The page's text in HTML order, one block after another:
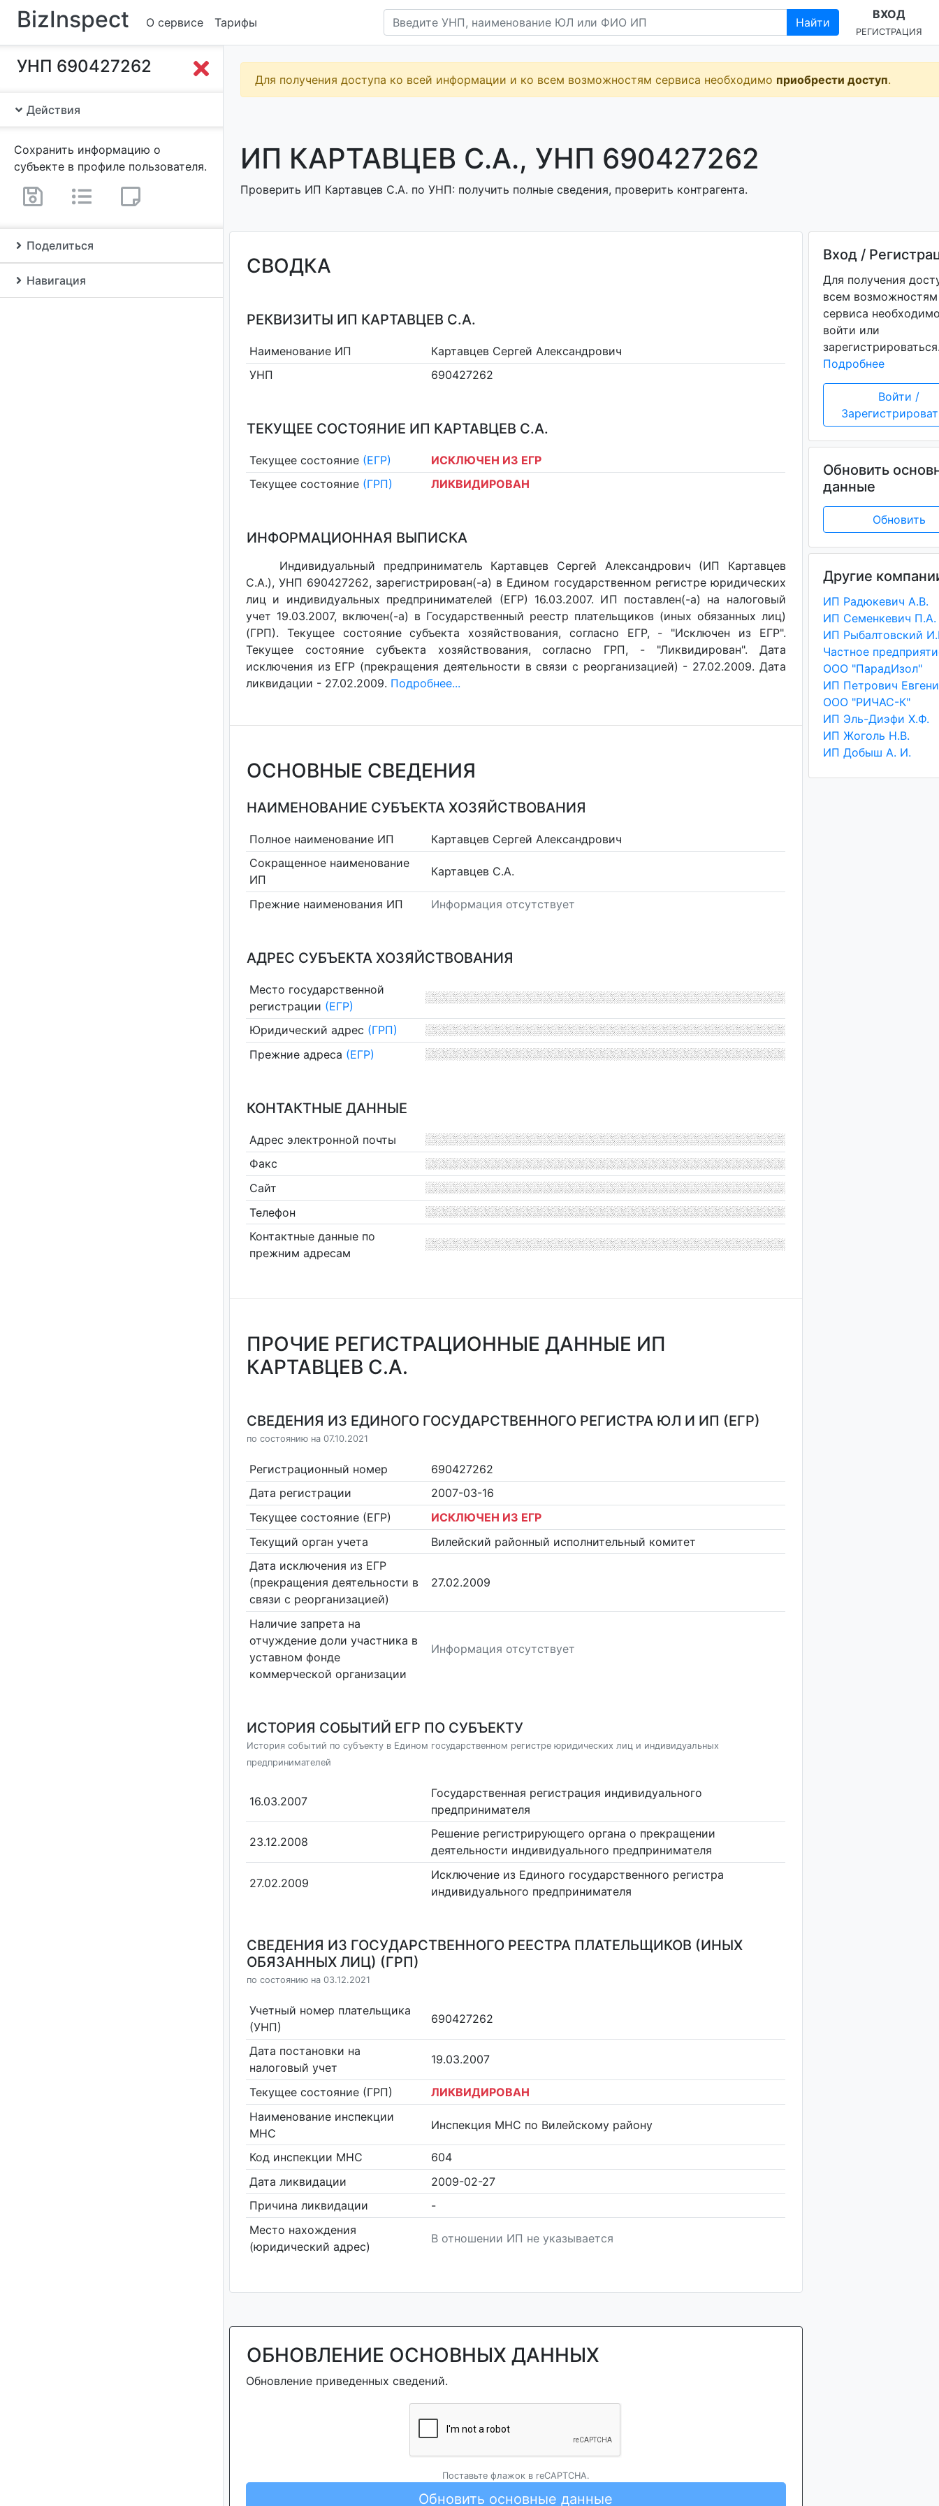
BizInspect О сервисе Тарифы Найти
ВХОД
РЕГИСТРАЦИЯ
УНП 690427262
Действия
Сохранить информацию о
субъекте в профиле пользователя.
Поделиться
Навигация
Для получения доступа ко всей информации и ко всем возможностям сервиса необходимо приобрести доступ.
ИП КАРТАВЦЕВ С.А., УНП 690427262
Проверить ИП Картавцев С.А. по УНП: получить полные сведения, проверить контрагента.
СВОДКА
РЕКВИЗИТЫ ИП КАРТАВЦЕВ С.А.
Наименование ИП
Картавцев Сергей Александрович
УНП
690427262
ТЕКУЩЕЕ СОСТОЯНИЕ ИП КАРТАВЦЕВ С.А.
Текущее состояние (ЕГР)
ИСКЛЮЧЕН ИЗ ЕГР
Текущее состояние (ГРП) ЛИКВИДИРОВАН
ИНФОРМАЦИОННАЯ ВЫПИСКА
Индивидуальный предприниматель Картавцев Сергей Александрович (ИП Картавцев
С.А.), УНП 690427262, зарегистрирован(-а) в Едином государственном регистре юридических
лиц и индивидуальных предпринимателей (ЕГР) 16.03.2007. ИП поставлен(-a) на налоговый
учет 19.03.2007, включен(-a) в Государственный реестр плательщиков (иных обязанных лиц)
(ГРП). Текущее состояние субъекта хозяйствования, согласно ЕГР, - "Исключен из ЕГР".
Текущее состояние субъекта хозяйствования, согласно ГРП, - "Ликвидирован". Дата
исключения из ЕГР (прекращения деятельности в связи с реорганизацией) - 27.02.2009. Дата
ликвидации - 27.02.2009. Подробнее...
ОСНОВНЫЕ СВЕДЕНИЯ
НАИМЕНОВАНИЕ СУБЪЕКТА ХОЗЯЙСТВОВАНИЯ
Полное наименование ИП
Картавцев Сергей Александрович
Сокращенное наименование
ИП
Картавцев С.А.
Прежние наименования ИП Информация отсутствует
АДРЕС СУБЪЕКТА ХОЗЯЙСТВОВАНИЯ
Место государственной
регистрации (ЕГР)
Юридический адрес (ГРП)
Прежние адреса (ЕГР)
КОНТАКТНЫЕ ДАННЫЕ
Адрес электронной почты
Факс
Сайт
Телефон
Контактные данные по
прежним адресам
ПРОЧИЕ РЕГИСТРАЦИОННЫЕ ДАННЫЕ ИП
КАРТАВЦЕВ С.А.
СВЕДЕНИЯ ИЗ ЕДИНОГО ГОСУДАРСТВЕННОГО РЕГИСТРА ЮЛ И ИП (ЕГР)
по состоянию на 07.10.2021
Регистрационный номер
690427262
Дата регистрации
2007-03-16
Текущее состояние (ЕГР)
ИСКЛЮЧЕН ИЗ ЕГР
Текущий орган учета
Вилейский районный исполнительный комитет
Дата исключения из ЕГР
(прекращения деятельности в
связи с реорганизацией)
27.02.2009
Наличие запрета на
отчуждение доли участника в
уставном фонде
коммерческой организации
Информация отсутствует
ИСТОРИЯ СОБЫТИЙ ЕГР ПО СУБЪЕКТУ
История событий по субъекту в Едином государственном регистре юридических лиц и индивидуальных
предпринимателей
16.03.2007
Государственная регистрация индивидуального
предпринимателя
23.12.2008
Решение регистрирующего органа о прекращении
деятельности индивидуального предпринимателя
27.02.2009
Исключение из Единого государственного регистра
индивидуального предпринимателя
СВЕДЕНИЯ ИЗ ГОСУДАРСТВЕННОГО РЕЕСТРА ПЛАТЕЛЬЩИКОВ (ИНЫХ
ОБЯЗАННЫХ ЛИЦ) (ГРП)
по состоянию на 03.12.2021
Учетный номер плательщика
(УНП)
690427262
Дата постановки на
налоговый учет
19.03.2007
Текущее состояние (ГРП)
ЛИКВИДИРОВАН
Наименование инспекции
МНС
Инспекция МНС по Вилейскому району
Код инспекции МНС
604
Дата ликвидации
2009-02-27
Причина ликвидации
-
Место нахождения
(юридический адрес)
В отношении ИП не указывается
ОБНОВЛЕНИЕ ОСНОВНЫХ ДАННЫХ
Обновление приведенных сведений.
Поставьте флажок в reCAPTCHA.
Обновить основные данные
Вход /
Для получения
всем возможностям
сервиса
войти или
Подробнее
Войти /
Обновить
данные
Обновить
Другие
ИП Радюкевич А.В.
ИП Семенкевич П.А.
ИП Рыбалтовский
ООО "ПарадИзол"
ООО "РИЧАС-К"
ИП Эль-Диэфи Х.Ф.
ИП Жоголь Н.В.
ИП Добыш А. И.